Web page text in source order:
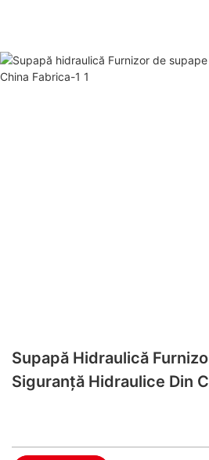
Supapă Hidraulică
Siguranță Hidraulice Din